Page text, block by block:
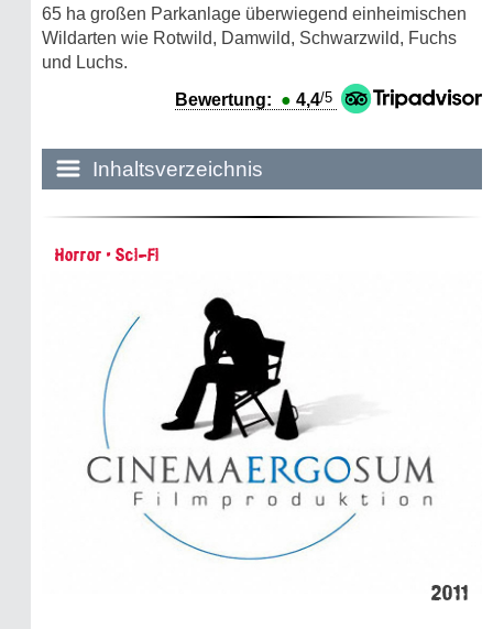
65 ha großen Parkanlage überwiegend einheimischen
Wildarten wie Rotwild, Damwild, Schwarzwild, Fuchs
und Luchs.
Bewertung: ● 4,4/5
Inhaltsverzeichnis
Mythen, Märchen & Legenden (2025)
Sightseeing:
Die Eifel entdecken
Eifelevents
Eifelkarte:
Eifelkrimi: Keine Gutenachtgeschichte
Horror • Sci-Fi
2011